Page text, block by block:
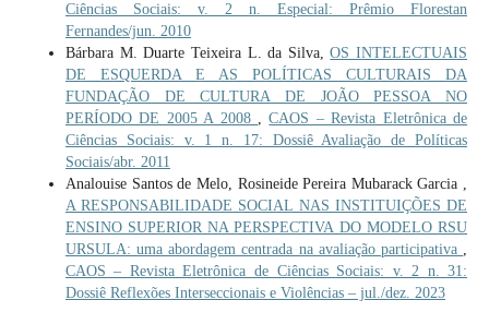
Ciências Sociais: v. 2 n. Especial: Prêmio Florestan
Fernandes/jun. 2010
Bárbara M. Duarte Teixeira L. da Silva,OS INTELECTUAIS
DE ESQUERDA E AS POLÍTICAS CULTURAIS DA
FUNDAÇÃO DE CULTURA DE JOÃO PESSOA NO
PERÍODO DE 2005 A 2008 ,CAOS – Revista Eletrônica de
Ciências Sociais: v. 1 n. 17: Dossiê Avaliação de Políticas
Sociais/abr. 2011
Analouise Santos de Melo, Rosineide Pereira Mubarack Garcia ,
A RESPONSABILIDADE SOCIAL NAS INSTITUIÇÕES DE
ENSINO SUPERIOR NA PERSPECTIVA DO MODELO RSU
URSULA: uma abordagem centrada na avaliação participativa ,
CAOS – Revista Eletrônica de Ciências Sociais: v. 2 n. 31:
Dossiê Reflexões Interseccionais e Violências – jul./dez. 2023